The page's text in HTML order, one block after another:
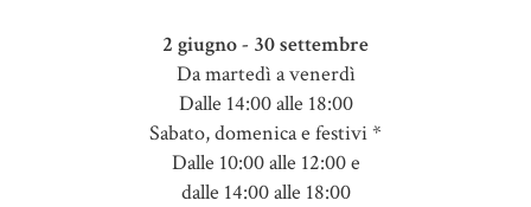
2 giugno - 30 settembre
Da martedì a venerdì
Dalle 14:00 alle 18:00
Sabato, domenica e festivi *
Dalle 10:00 alle 12:00 e
dalle 14:00 alle 18:00